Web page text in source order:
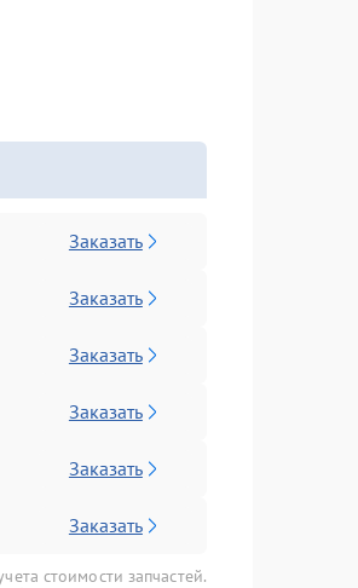
Заказать
Заказать
Заказать
Заказать
Заказать
Заказать
стоимости запчастей.